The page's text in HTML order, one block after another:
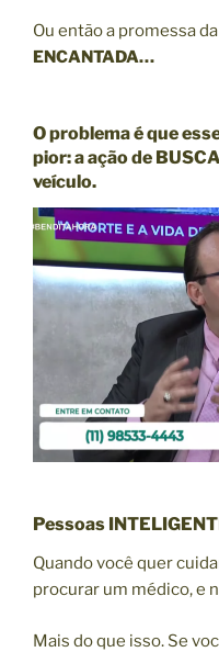
Ou então a promessa da
ENCANTADA…
O problema é que
pior: a ação de
veículo.
Pessoas
Quando você quer
procurar um médico, e
Mais do que isso. Se